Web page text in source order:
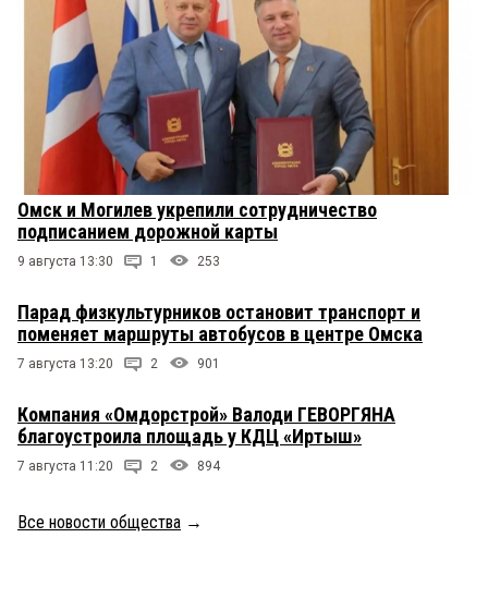
Омск и Могилев укрепили сотрудничество
подписанием дорожной карты
9 августа 13:30 1 253
Парад физкультурников остановит транспорт и
поменяет маршруты автобусов в центре Омска
7 августа 13:20 2 901
Компания «Омдорстрой» Валоди ГЕВОРГЯНА
благоустроила площадь у КДЦ «Иртыш»
7 августа 11:20 2 894
Все новости общества →